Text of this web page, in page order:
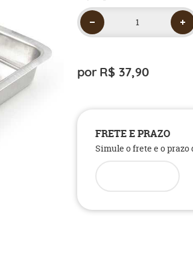
por R$ 37,90
FRETE E PRAZO
Simule o frete e o